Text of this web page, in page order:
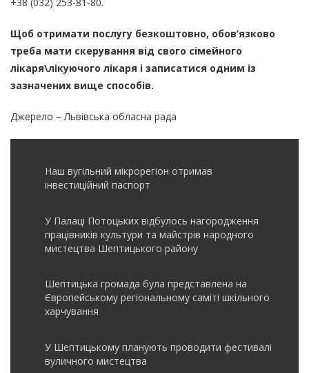
Щоб отримати послугу безкоштовно, обов’язково
треба мати скерування від свого сімейного
лікаря\лікуючого лікаря і записатися одним із
зазначених вище способів.
Джерело – Львівська обласна рада
Наш вугільний мікрорегіон отримав
інвеcтиційний паспорт
У Палаці Потоцьких відбулось нагородження
працівників культури та майстрів народного
мистецтва Шептицького району
Шептицька громада була представлена на
Європейському регіональному саміті шкільного
харчування
У Шептицькому планують проводити фестивалі
вуличного мистецтва